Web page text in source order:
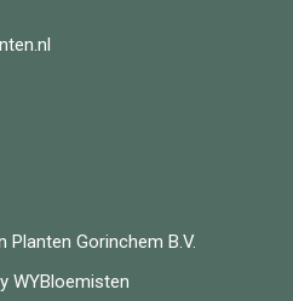
Gorinchem B.V.
WYBloemisten